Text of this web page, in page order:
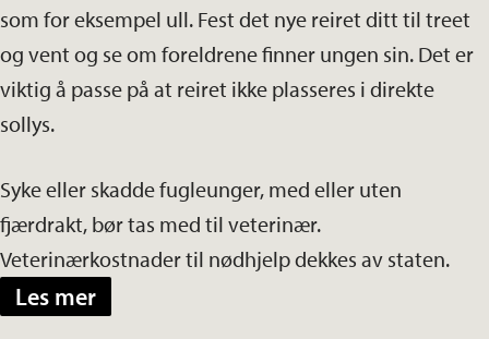
som for eksempel ull. Fest det nye reiret ditt til treet
og vent og se om foreldrene finner ungen sin. Det er
viktig å passe på at reiret ikke plasseres i direkte
sollys.
Syke eller skadde fugleunger, med eller uten
fjærdrakt, bør tas med til veterinær.
Veterinærkostnader til nødhjelp dekkes av staten.
Les mer